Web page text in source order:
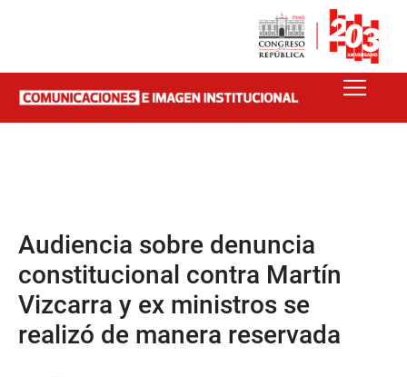
Audiencia sobre denuncia
constitucional contra Martín
Vizcarra y ex ministros se
realizó de manera reservada